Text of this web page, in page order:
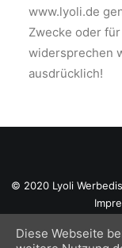
www.lyoli.de
Zwecke oder
widersprechen
ausdrücklich!
© 2020 Lyoli
Diese Webseite